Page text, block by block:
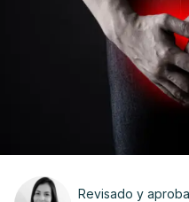
Revisado y